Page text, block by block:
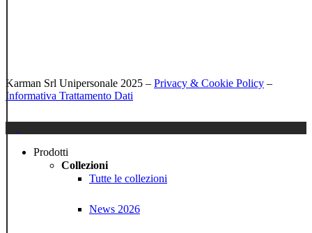
Karman Srl Unipersonale 2025 – Privacy & Cookie Policy –
Informativa Trattamento Dati
Prodotti
Collezioni
Tutte le collezioni
News 2026